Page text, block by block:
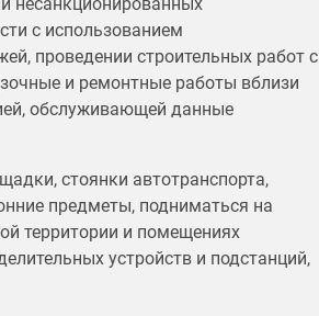
с использованием
проведении строительных работ с
и ремонтные работы вблизи
обслуживающей данные
стоянки автотранспорта,
предметы, подниматься на
территории и помещениях
устройств и подстанций,